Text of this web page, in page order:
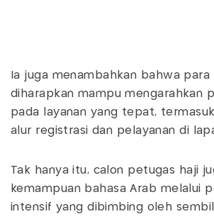
Ia juga menambahkan bahwa
diharapkan mampu mengarahkan
pada layanan yang tepat,
alur registrasi dan pelayanan di
Tak hanya itu, calon petugas haji
kemampuan bahasa Arab melalui
intensif yang dibimbing oleh